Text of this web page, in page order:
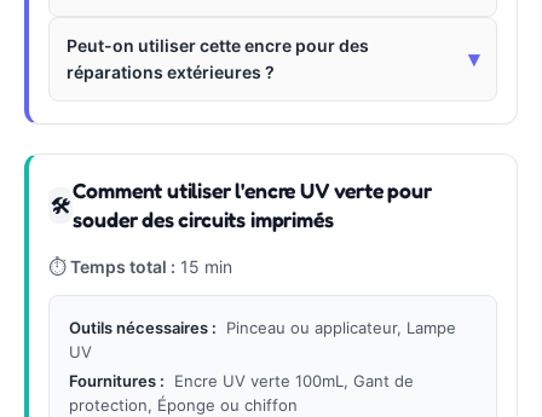
Peut-on utiliser cette encre pour des
réparations extérieures ?
▾
🛠
Comment utiliser l'encre UV verte pour
souder des circuits imprimés
⏱Temps total : 15 min
Outils nécessaires :
Pinceau ou applicateur, Lampe
UV
Fournitures :
Encre UV verte 100mL, Gant de
protection, Éponge ou chiffon